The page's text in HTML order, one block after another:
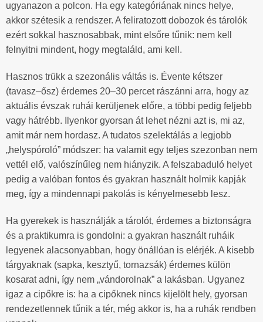
ugyanazon a polcon. Ha egy kategóriának nincs helye,
akkor szétesik a rendszer. A feliratozott dobozok és tárolók
ezért sokkal hasznosabbak, mint elsőre tűnik: nem kell
felnyitni mindent, hogy megtaláld, ami kell.
Hasznos trükk a szezonális váltás is. Évente kétszer
(tavasz–ősz) érdemes 20–30 percet rászánni arra, hogy az
aktuális évszak ruhái kerüljenek előre, a többi pedig feljebb
vagy hátrébb. Ilyenkor gyorsan át lehet nézni azt is, mi az,
amit már nem hordasz. A tudatos szelektálás a legjobb
„helyspóroló” módszer: ha valamit egy teljes szezonban nem
vettél elő, valószínűleg nem hiányzik. A felszabaduló helyet
pedig a valóban fontos és gyakran használt holmik kapják
meg, így a mindennapi pakolás is kényelmesebb lesz.
Ha gyerekek is használják a tárolót, érdemes a biztonságra
és a praktikumra is gondolni: a gyakran használt ruháik
legyenek alacsonyabban, hogy önállóan is elérjék. A kisebb
tárgyaknak (sapka, kesztyű, tornazsák) érdemes külön
kosarat adni, így nem „vándorolnak” a lakásban. Ugyanez
igaz a cipőkre is: ha a cipőknek nincs kijelölt hely, gyorsan
rendezetlennek tűnik a tér, még akkor is, ha a ruhák rendben